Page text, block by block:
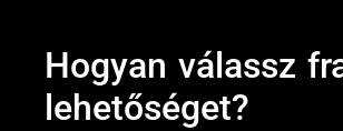
Hogyan válassz
lehetőséget?